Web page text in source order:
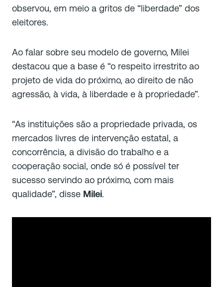
observou, em meio a gritos de “liberdade” dos
eleitores.
Ao falar sobre seu modelo de governo, Milei
destacou que a base é “o respeito irrestrito ao
projeto de vida do próximo, ao direito de não
agressão, à vida, à liberdade e à propriedade”.
“As instituições são a propriedade privada, os
mercados livres de intervenção estatal, a
concorrência, a divisão do trabalho e a
cooperação social, onde só é possível ter
sucesso servindo ao próximo, com mais
qualidade”, disse Milei.